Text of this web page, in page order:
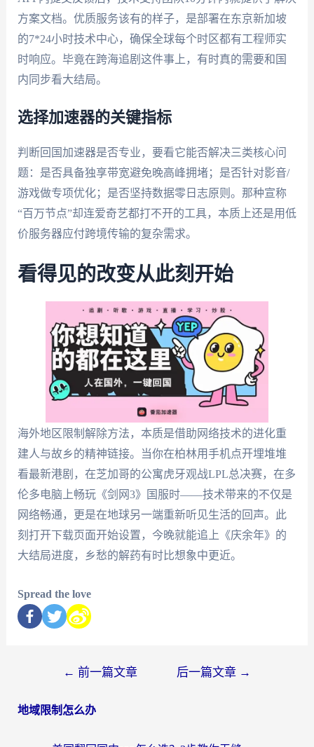
方案文档。优质服务该有的样子，是部署在东京新加坡
的7*24小时技术中心，确保全球每个时区都有工程师实
时响应。毕竟在跨海追剧这件事上，有时真的需要和国
内同步看大结局。
选择加速器的关键指标
判断回国加速器是否专业，要看它能否解决三类核心问
题：是否具备独享带宽避免晚高峰拥堵；是否针对影音/
游戏做专项优化；是否坚持数据零日志原则。那种宣称
“百万节点”却连爱奇艺都打不开的工具，本质上还是用低
价服务器应付跨境传输的复杂需求。
看得见的改变从此刻开始
海外地区限制解除方法，本质是借助网络技术的进化重
建人与故乡的精神链接。当你在柏林用手机点开埋堆堆
看最新港剧，在芝加哥的公寓虎牙观战LPL总决赛，在多
伦多电脑上畅玩《剑网3》国服时——技术带来的不仅是
网络畅通，更是在地球另一端重新听见生活的回声。此
刻打开下载页面开始设置，今晚就能追上《庆余年》的
大结局进度，乡愁的解药有时比想象中更近。
Spread the love
← 前一篇文章 后一篇文章 →
地域限制怎么办